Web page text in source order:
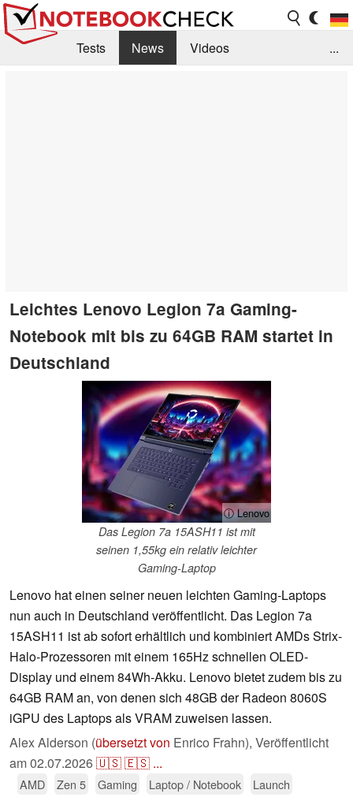
Tests News
Videos
...
Leichtes Lenovo Legion 7a Gaming-
Notebook mit bis zu 64GB RAM startet in
Deutschland
ⓘ Lenovo
Das Legion 7a 15ASH11 ist mit
seinen 1,55kg ein relativ leichter
Gaming-Laptop
Lenovo hat einen seiner neuen leichten Gaming-Laptops
nun auch in Deutschland veröffentlicht. Das Legion 7a
15ASH11 ist ab sofort erhältlich und kombiniert AMDs Strix-
Halo-Prozessoren mit einem 165Hz schnellen OLED-
Display und einem 84Wh-Akku. Lenovo bietet zudem bis zu
64GB RAM an, von denen sich 48GB der Radeon 8060S
iGPU des Laptops als VRAM zuweisen lassen.
Alex Alderson (übersetzt von Enrico Frahn), Veröffentlicht
am02.07.2026🇺🇸🇪🇸 ...
AMD Zen 5 Gaming Laptop / Notebook Launch